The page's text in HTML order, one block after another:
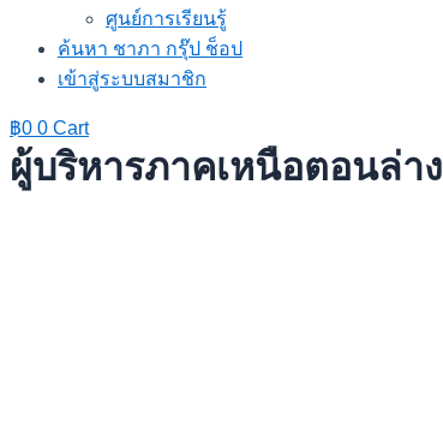
ศูนย์การเรียนรู้
ค้นหา ชาภา กรุ๊ป ช็อป
เข้าสู่ระบบสมาชิก
฿0 0 Cart
ผู้บริหารภาคเหนือตอนล่าง